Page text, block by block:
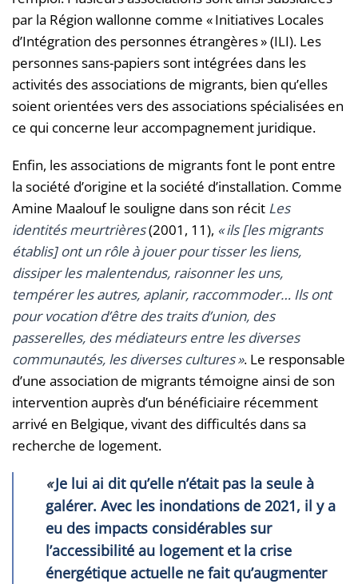
par la Région wallonne comme « Initiatives Locales
d’Intégration des personnes étrangères » (ILI). Les
personnes sans-papiers sont intégrées dans les
activités des associations de migrants, bien qu’elles
soient orientées vers des associations spécialisées en
ce qui concerne leur accompagnement juridique.
Enfin, les associations de migrants font le pont entre
la société d’origine et la société d’installation. Comme
Amine Maalouf le souligne dans son récit Les
identités meurtrières(2001, 11), «ils [les migrants
établis] ont un rôle à jouer pour tisser les liens,
dissiper les malentendus, raisonner les uns,
tempérer les autres, aplanir, raccommoder… Ils ont
pour vocation d’être des traits d’union, des
passerelles, des médiateurs entre les diverses
communautés, les diverses cultures». Le responsable
d’une association de migrants témoigne ainsi de son
intervention auprès d’un bénéficiaire récemment
arrivé en Belgique, vivant des difficultés dans sa
recherche de logement.
«Je lui ai dit qu’elle n’était pas la seule à
galérer. Avec les inondations de 2021, il y a
eu des impacts considérables sur
l’accessibilité au logement et la crise
énergétique actuelle ne fait qu’augmenter